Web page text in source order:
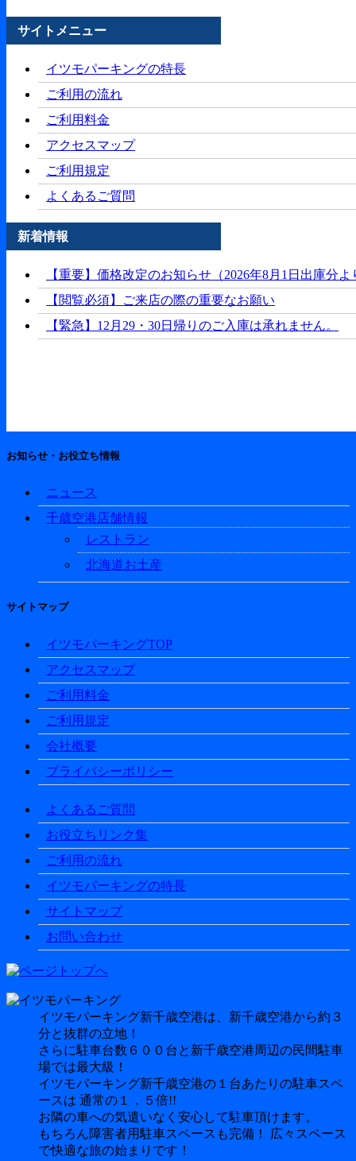
サイトメニュー
イツモパーキングの特長
ご利用の流れ
ご利用料金
アクセスマップ
ご利用規定
よくあるご質問
新着情報
【重要】価格改定のお知らせ（2026年8月1日出庫分よ
【閲覧必須】ご来店の際の重要なお願い
【緊急】12月29・30日帰りのご入庫は承れません。
お知らせ・お役立ち情報
ニュース
千歳空港店舗情報
レストラン
北海道お土産
サイトマップ
イツモパーキングTOP
アクセスマップ
ご利用料金
ご利用規定
会社概要
プライバシーポリシー
よくあるご質問
お役立ちリンク集
ご利用の流れ
イツモパーキングの特長
サイトマップ
お問い合わせ
イツモパーキング新千歳空港は、新千歳空港から約３
分と抜群の立地！
さらに駐車台数６００台と新千歳空港周辺の民間駐車
場では最大級！
イツモパーキング新千歳空港の１台あたりの駐車スペ
ースは 通常の１．５倍!!
お隣の車への気遣いなく安心して駐車頂けます。
もちろん障害者用駐車スペースも完備！ 広々スペース
で快適な旅の始まりです！